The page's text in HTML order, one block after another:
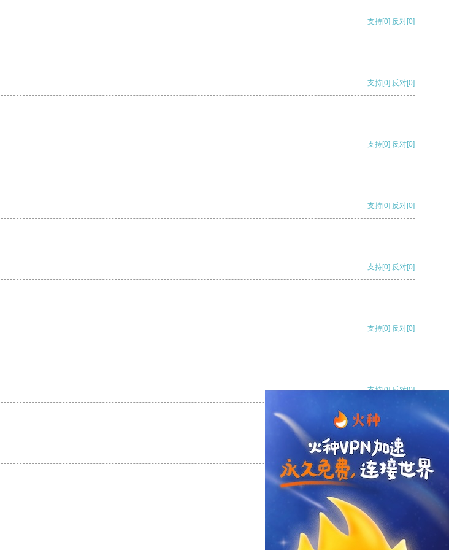
支持[0] 反对[0]
支持[0] 反对[0]
支持[0] 反对[0]
支持[0] 反对[0]
支持[0] 反对[0]
支持[0] 反对[0]
支持[0] 反对[0]
支持[0] 反对
支持